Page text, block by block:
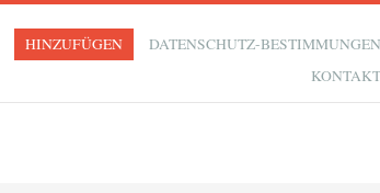
HINZUFÜGEN
DATENSCHUTZ-